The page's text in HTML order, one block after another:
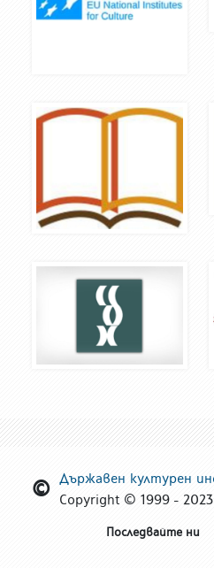
Държавен културен
Copyright © 1999 - 2023
Последвайте ни